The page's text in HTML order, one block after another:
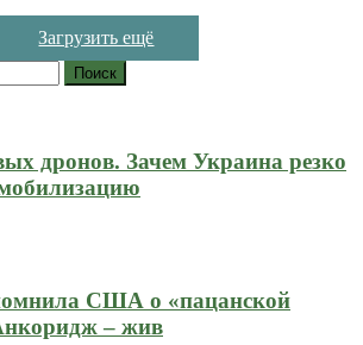
Загрузить ещё
дронов. Зачем Украина резко
США о «пацанской
– жив